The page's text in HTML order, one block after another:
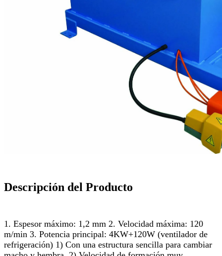
Descripción del Producto
1. Espesor máximo: 1,2 mm 2. Velocidad máxima: 120
m/min 3. Potencia principal: 4KW+120W (ventilador de
refrigeración) 1) Con una estructura sencilla para cambiar